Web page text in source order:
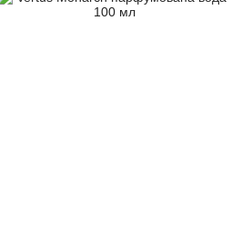
Швидке замовлення